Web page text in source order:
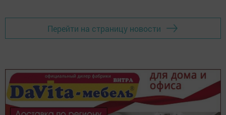
Перейти на страницу новости